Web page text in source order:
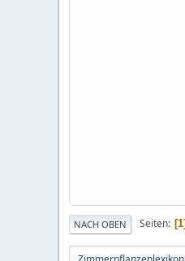
NACH OBEN Seiten 1